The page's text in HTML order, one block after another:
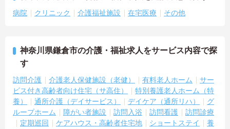
病院 クリニック 介護福祉施設 在宅医療 その他
神奈川県鎌倉市の介護・福祉求人をサービス内容で探
す
訪問介護 介護老人保健施設（老健） 有料老人ホーム
サー
ビス付き高齢者向け住宅（サ高住）
特別養護老人ホーム（特
養）
通所介護（デイサービス） デイケア（通所リハ）
グ
ループホーム
障がい者施設 訪問入浴 訪問看護
訪問診療
定期巡回
ケアハウス・高齢者住宅地 ショートステイ
養